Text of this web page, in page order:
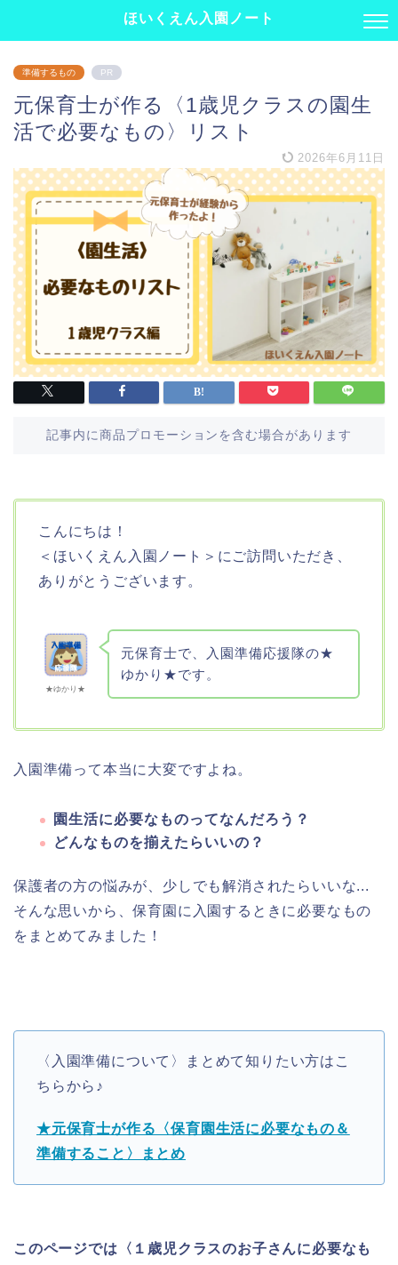
ほいくえん入園ノート
準備するもの PR
元保育士が作る〈1歳児クラスの園生
活で必要なもの〉リスト
2026年6月11日
記事内に商品プロモーションを含む場合があります
こんにちは！
＜ほいくえん入園ノート＞にご訪問いただき、
ありがとうございます。
★ゆかり★
元保育士で、入園準備応援隊の★
ゆかり★です。
入園準備って本当に大変ですよね。
園生活に必要なものってなんだろう？
どんなものを揃えたらいいの？
保護者の方の悩みが、少しでも解消されたらいいな...
そんな思いから、保育園に入園するときに必要なもの
をまとめてみました！
〈入園準備について〉まとめて知りたい方はこ
ちらから♪
★元保育士が作る〈保育園生活に必要なもの＆
準備すること〉まとめ
このページでは〈１歳児クラスのお子さんに必要なも